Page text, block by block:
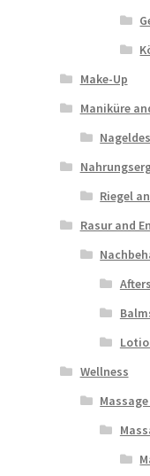
Make-Up
Maniküre
Riegel
Rasur and
Wellness